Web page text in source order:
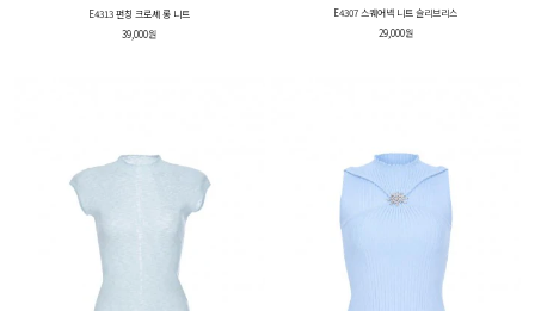
E4313 펀칭 크로셰 롱 니트
39,000원
E4307 스퀘어넥 니트 슬리브리스
29,000원